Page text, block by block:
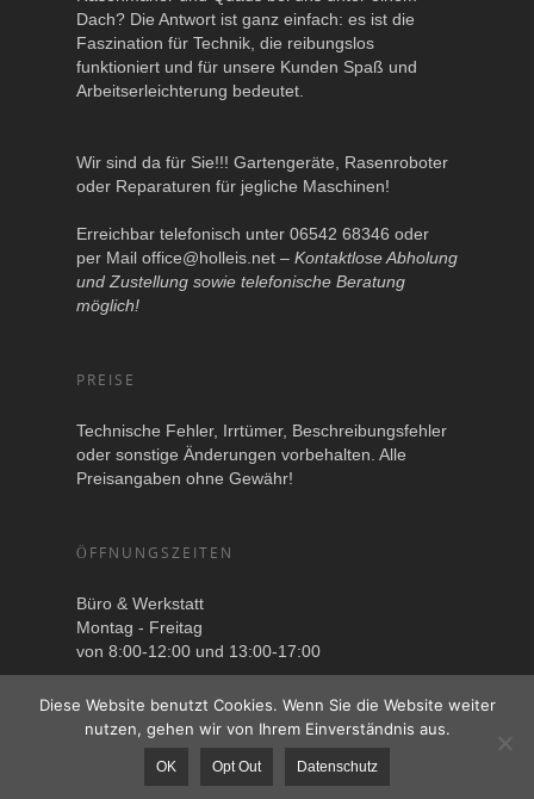
Dach? Die Antwort ist ganz einfach: es ist die
Faszination für Technik, die reibungslos
funktioniert und für unsere Kunden Spaß und
Arbeitserleichterung bedeutet.
Wir sind da für Sie!!! Gartengeräte, Rasenroboter
oder Reparaturen für jegliche Maschinen!
Erreichbar telefonisch unter 06542 68346 oder
per Mail office@holleis.net – Kontaktlose Abholung
und Zustellung sowie telefonische Beratung
möglich!
PREISE
Technische Fehler, Irrtümer, Beschreibungsfehler
oder sonstige Änderungen vorbehalten. Alle
Preisangaben ohne Gewähr!
ÖFFNUNGSZEITEN
Büro & Werkstatt
Montag - Freitag
von 8:00-12:00 und 13:00-17:00
Diese Website benutzt Cookies. Wenn Sie die Website weiter
nutzen, gehen wir von Ihrem Einverständnis aus.
OK Opt Out Datenschutz